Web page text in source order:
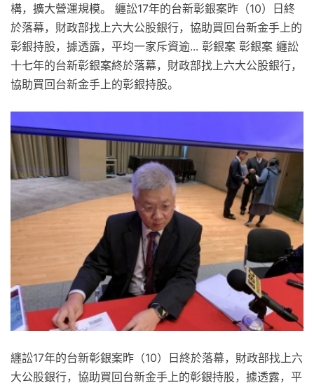
構，擴大營運規模。 纏訟17年的台新彰銀案昨（10）日終
於落幕，財政部找上六大公股銀行，協助買回台新金手上的
彰銀持股，據透露，平均一家斥資逾... 彰銀案 彰銀案 纏訟
十七年的台新彰銀案終於落幕，財政部找上六大公股銀行，
協助買回台新金手上的彰銀持股。
纏訟17年的台新彰銀案昨（10）日終於落幕，財政部找上六
大公股銀行，協助買回台新金手上的彰銀持股，據透露，平